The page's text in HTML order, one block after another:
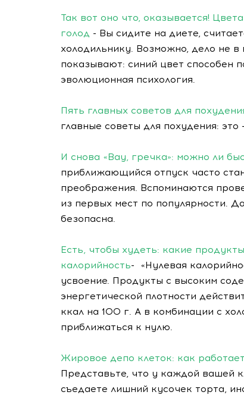
Так вот оно что, оказывается!
голод - Вы сидите на диете,
холодильнику. Возможно, дело не
показывают: синий цвет способен
эволюционная психология.
Пять главных советов для
главные советы для похудения: это
И снова «Вау, гречка»: можно ли
приближающийся отпуск часто
преображения. Вспоминаются
из первых мест по популярности.
безопасна.
Есть, чтобы худеть: какие
калорийность- «Нулевая
усвоение. Продукты с высоким
энергетической плотности
ккал на 100 г. А в комбинации с
приближаться к нулю.
Жировое депо клеток: как
Представьте, что у каждой вашей
съедаете лишний кусочек торта,